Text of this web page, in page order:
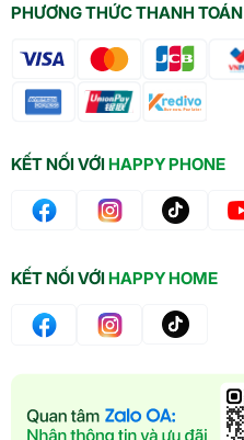
PHƯƠNG THỨC THANH TOÁN
KẾT NỐI VỚIHAPPY PHONE
KẾT NỐI VỚIHAPPY HOME